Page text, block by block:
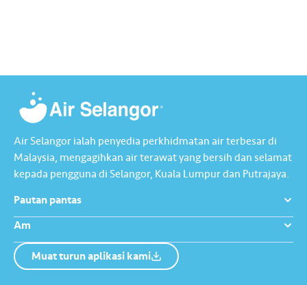
Tentang Kami
Air Selangor ialah penyedia perkhidmatan air terbesar di
Malaysia, mengagihkan air terawat yang bersih dan selamat
kepada pengguna di Selangor, Kuala Lumpur dan Putrajaya.
Pautan pantas
Am
Muat turun aplikasi kami